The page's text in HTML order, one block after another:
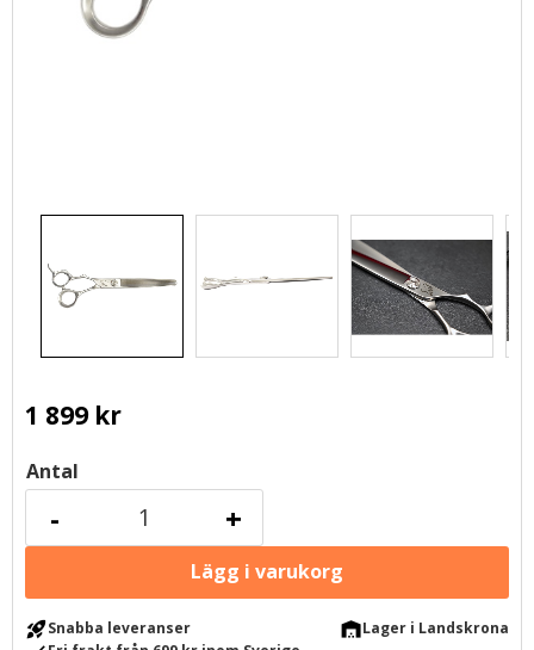
1 899kr
Antal
+
-
rocket_launchSnabba leveranser warehouseLager i Landskrona